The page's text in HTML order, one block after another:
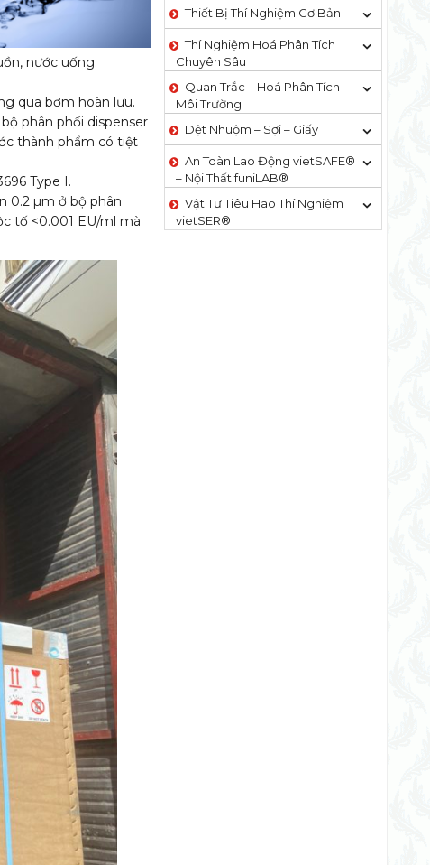
nước uống.
qua bơm hoàn lưu.
phân phối dispenser
thành phẩm có tiệt
Type I.
0.2 µm ở bộ phân
tố <0.001 EU/ml mà
Thiết Bị Thí Nghiệm Cơ Bản
Thí Nghiệm Hoá Phân Tích
Chuyên Sâu
Quan Trắc – Hoá Phân Tích
Môi Trường
Dệt Nhuộm – Sợi – Giấy
An Toàn Lao Động vietSAFE®
– Nội Thất funiLAB®
Vật Tư Tiêu Hao Thí Nghiệm
vietSER®